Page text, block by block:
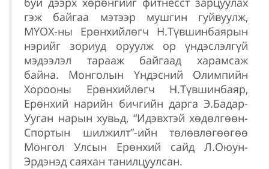
гэж байгаа мэтээр мушгин гуйвуулж,
МҮОХ-ны Ерөнхийлөгч Н.Түвшинбаярын
нэрийг зориуд оруулж ор үндэслэлгүй
мэдээлэл тарааж байгаад харамсаж
байна. Монголын Үндэсний Олимпийн
Хорооны Ерөнхийлөгч Н.Түвшинбаяр,
Ерөнхий нарийн бичгийн дарга Э.Бадар-
Ууган нарын хувьд, “Идэвхтэй хөдөлгөөн-
Спортын шилжилт”-ийн төлөвлөгөөгөө
Монгол Улсын Ерөнхий сайд Л.Оюун-
Эрдэнэд саяхан танилцуулсан.